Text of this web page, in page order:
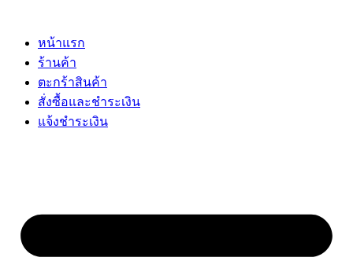
contentหน้าแรก
ร้านค้า
ตะกร้าสินค้า
สั่งซื้อและชำระเงิน
แจ้งชำระเงิน